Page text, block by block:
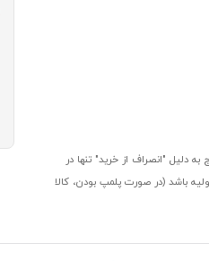
دلیل "انصراف از خرید" تنها در
باشد (در صورت پلمپ بودن، کالا